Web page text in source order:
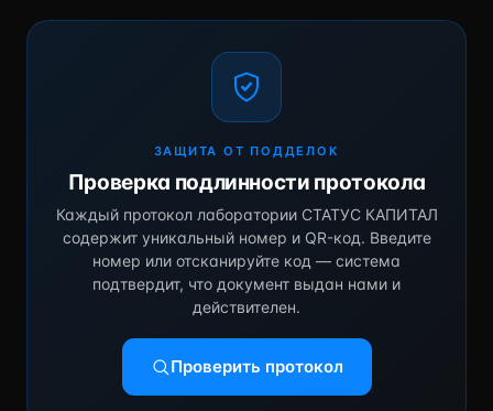
ЗАЩИТА ОТ ПОДДЕЛОК
Проверка подлинности протокола
Каждый протокол лаборатории СТАТУС КАПИТАЛ
содержит уникальный номер и QR-код. Введите
номер или отсканируйте код — система
подтвердит, что документ выдан нами и
действителен.
Проверить протокол